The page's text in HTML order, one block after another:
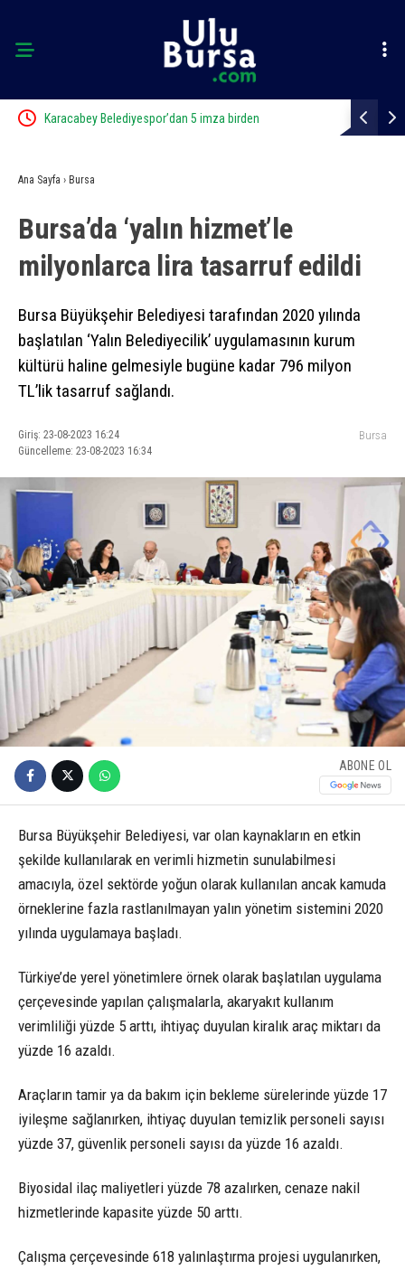
Karacabey Belediyespor’dan 5 imza birden
Ana Sayfa › Bursa
Bursa’da ‘yalın hizmet’le
milyonlarca lira tasarruf edildi
Bursa Büyükşehir Belediyesi tarafından 2020 yılında
başlatılan ‘Yalın Belediyecilik’ uygulamasının kurum
kültürü haline gelmesiyle bugüne kadar 796 milyon
TL’lik tasarruf sağlandı.
Giriş: 23-08-2023 16:24
Güncelleme: 23-08-2023 16:34
Bursa
ABONE OL
Bursa Büyükşehir Belediyesi, var olan kaynakların en etkin
şekilde kullanılarak en verimli hizmetin sunulabilmesi
amacıyla, özel sektörde yoğun olarak kullanılan ancak kamuda
örneklerine fazla rastlanılmayan yalın yönetim sistemini 2020
yılında uygulamaya başladı.
Türkiye’de yerel yönetimlere örnek olarak başlatılan uygulama
çerçevesinde yapılan çalışmalarla, akaryakıt kullanım
verimliliği yüzde 5 arttı, ihtiyaç duyulan kiralık araç miktarı da
yüzde 16 azaldı.
Araçların tamir ya da bakım için bekleme sürelerinde yüzde 17
iyileşme sağlanırken, ihtiyaç duyulan temizlik personeli sayısı
yüzde 37, güvenlik personeli sayısı da yüzde 16 azaldı.
Biyosidal ilaç maliyetleri yüzde 78 azalırken, cenaze nakil
hizmetlerinde kapasite yüzde 50 arttı.
Çalışma çerçevesinde 618 yalınlaştırma projesi uygulanırken,